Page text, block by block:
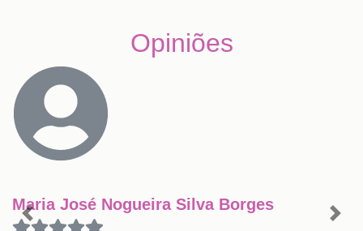
Opiniões
Maria José Nogueira Silva Borges
Previous Next